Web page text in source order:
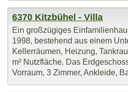
6370 Kitzbühel - Villa
Ein großzügiges
1998, bestehend aus einem
Kellerräumen, Heizung,
m² Nutzfläche. Das
Vorraum, 3 Zimmer, Ankleide,